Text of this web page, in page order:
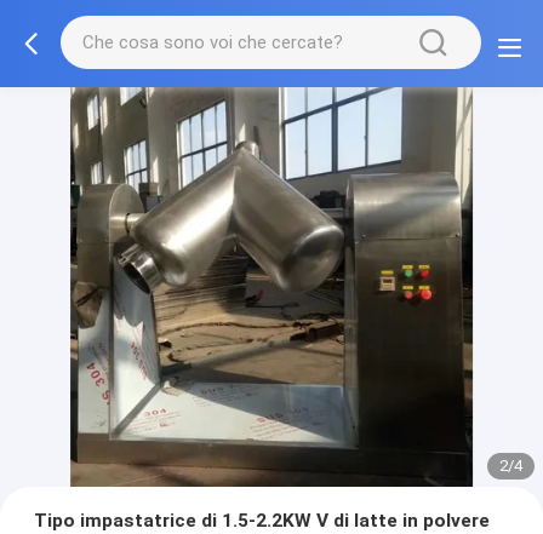
2/4
Tipo impastatrice di 1.5-2.2KW V di latte in polvere